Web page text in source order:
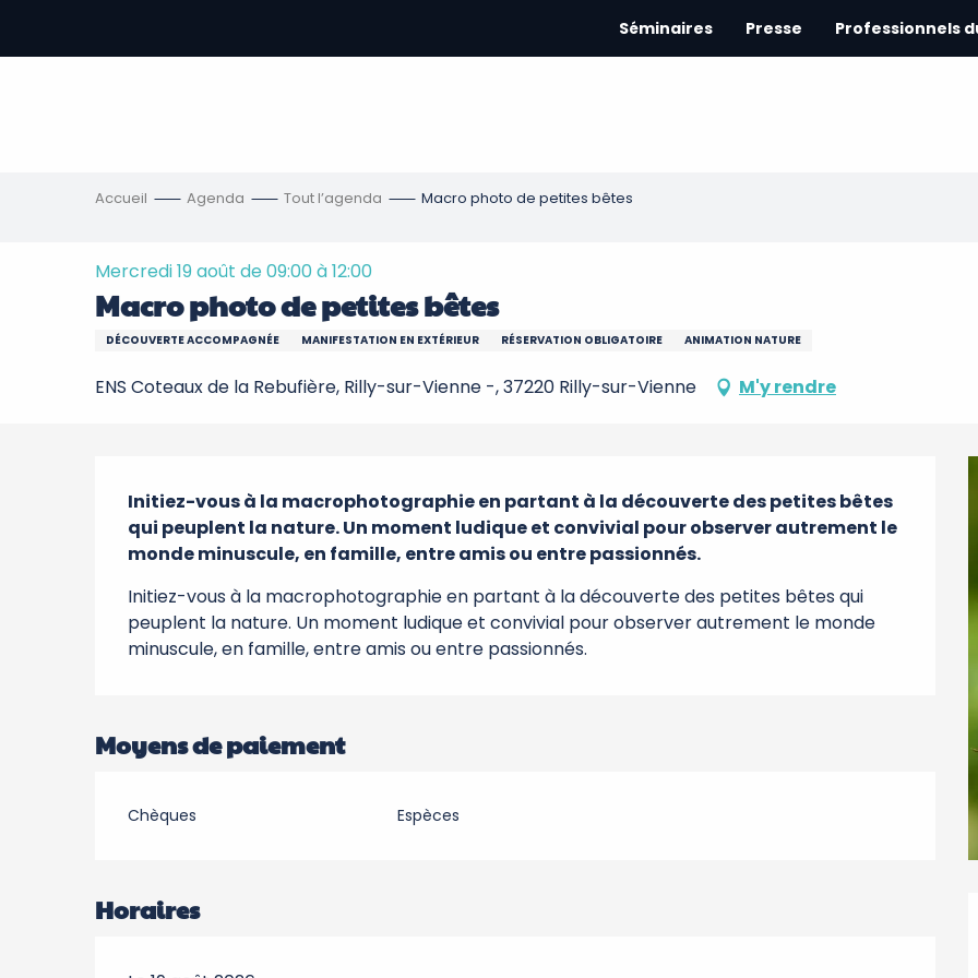
contenu
Séminaires Presse Professionnels
Accueil Agenda Tout l’agenda Macro photo de petites bêtes
Mercredi 19 août de 09:00 à 12:00
Macro photo de petites bêtes
DÉCOUVERTE ACCOMPAGNÉE MANIFESTATION EN EXTÉRIEUR RÉSERVATION OBLIGATOIRE ANIMATION NATURE
ENS Coteaux de la Rebufière, Rilly-sur-Vienne -, 37220 Rilly-sur-Vienne M'y rendre
Description
Initiez-vous à la macrophotographie en partant à la découverte des petites bêtes
qui peuplent la nature. Un moment ludique et convivial pour observer autrement le
monde minuscule, en famille, entre amis ou entre passionnés.
Initiez-vous à la macrophotographie en partant à la découverte des petites bêtes qui
peuplent la nature. Un moment ludique et convivial pour observer autrement le monde
minuscule, en famille, entre amis ou entre passionnés.
Moyens de paiement
Chèques Espèces
Horaires